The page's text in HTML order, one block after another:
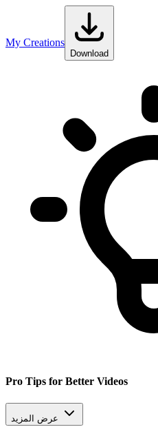
My Creations
Download
Pro Tips for Better Videos
عرض المزيد